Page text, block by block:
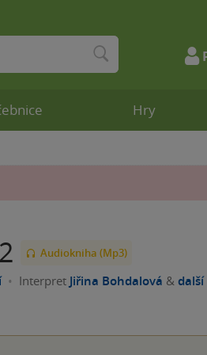
Audiokniha (Mp3)
Interpret Jiřina Bohdalová & další
Hry